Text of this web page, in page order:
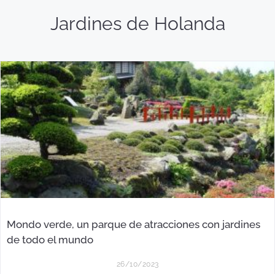
Jardines de Holanda
Mondo verde, un parque de atracciones con jardines
de todo el mundo
26/10/2023